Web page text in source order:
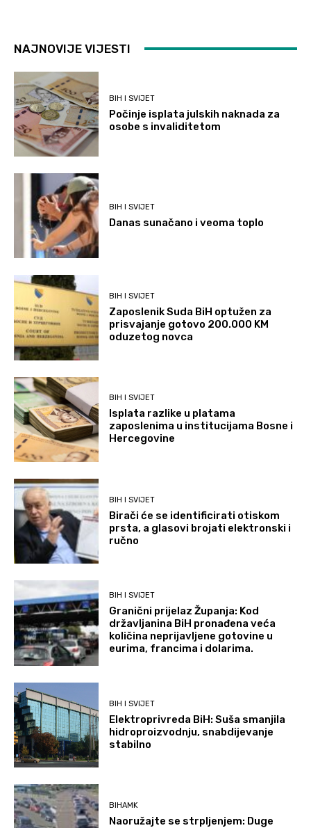
NAJNOVIJE VIJESTI
BIH I SVIJET
Počinje isplata julskih naknada za
osobe s invaliditetom
BIH I SVIJET
Danas sunačano i veoma toplo
BIH I SVIJET
Zaposlenik Suda BiH optužen za
prisvajanje gotovo 200.000 KM
oduzetog novca
BIH I SVIJET
Isplata razlike u platama
zaposlenima u institucijama Bosne i
Hercegovine
BIH I SVIJET
Birači će se identificirati otiskom
prsta, a glasovi brojati elektronski i
ručno
BIH I SVIJET
Granični prijelaz Županja: Kod
državljanina BiH pronađena veća
količina neprijavljene gotovine u
eurima, francima i dolarima.
BIH I SVIJET
Elektroprivreda BiH: Suša smanjila
hidroproizvodnju, snabdijevanje
stabilno
BIHAMK
Naoružajte se strpljenjem: Duge